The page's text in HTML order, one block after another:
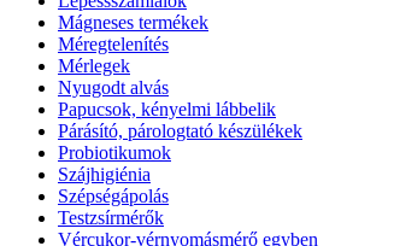
Mágneses termékek
Méregtelenítés
Mérlegek
Nyugodt alvás
Papucsok, kényelmi lábbelik
Párásító, párologtató készülékek
Probiotikumok
Szájhigiénia
Szépségápolás
Testzsírmérők
Vércukor-vérnyomásmérő egyben